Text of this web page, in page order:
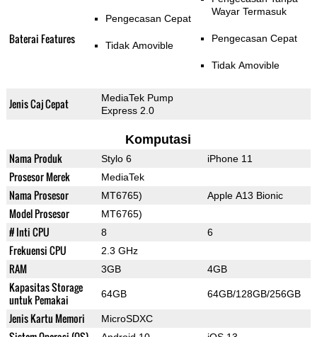
Baterai Features
Pengecasan Cepat
Tidak Amovible
Wayar Termasuk
Pengecasan Cepat
Tidak Amovible
Jenis Caj Cepat
MediaTek Pump
Express 2.0
Komputasi
Nama Produk Stylo 6 iPhone 11
Prosesor Merek MediaTek
Nama Prosesor MT6765) Apple A13 Bionic
Model Prosesor MT6765)
# Inti CPU 8 6
Frekuensi CPU 2.3 GHz
RAM 3GB 4GB
Kapasitas Storage
untuk Pemakai
64GB 64GB/128GB/256GB
Jenis Kartu Memori MicroSDXC